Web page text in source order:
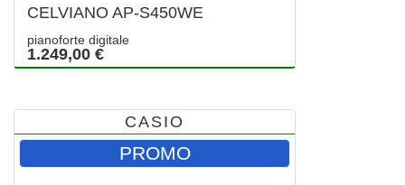
CELVIANO AP-S450WE
pianoforte digitale
1.249,00 €
CASIO
PROMO